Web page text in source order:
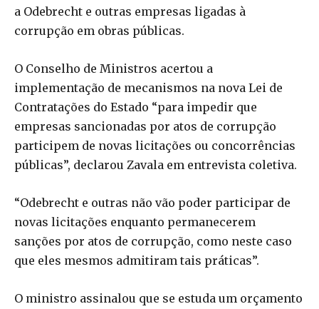
a Odebrecht e outras empresas ligadas à
corrupção em obras públicas.
O Conselho de Ministros acertou a
implementação de mecanismos na nova Lei de
Contratações do Estado “para impedir que
empresas sancionadas por atos de corrupção
participem de novas licitações ou concorrências
públicas”, declarou Zavala em entrevista coletiva.
“Odebrecht e outras não vão poder participar de
novas licitações enquanto permanecerem
sanções por atos de corrupção, como neste caso
que eles mesmos admitiram tais práticas”.
O ministro assinalou que se estuda um orçamento